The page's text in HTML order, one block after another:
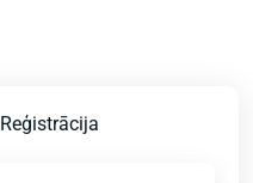
Reģistrācija